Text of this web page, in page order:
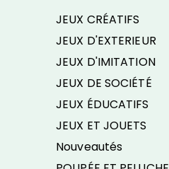
JEUX CRÉATIFS
JEUX D'EXTERIEUR
JEUX D'IMITATION
JEUX DE SOCIÉTÉ
JEUX ÉDUCATIFS
JEUX ET JOUETS
Nouveautés